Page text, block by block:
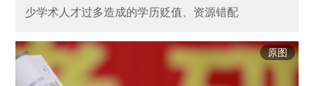
少学术人才过多造成的学历贬值、资源错配
原图